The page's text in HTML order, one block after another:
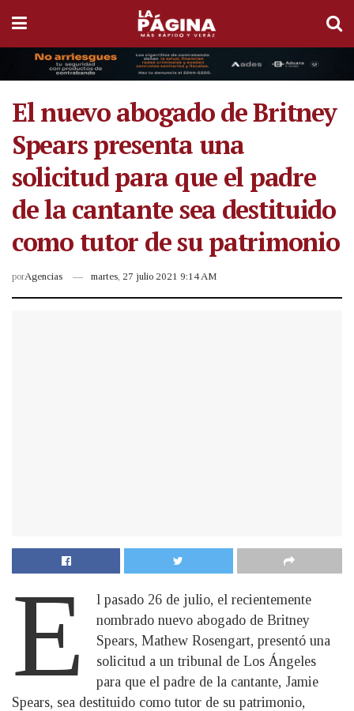
El nuevo abogado de Britney
Spears presenta una
solicitud para que el padre
de la cantante sea destituido
como tutor de su patrimonio
porAgencias martes, 27 julio 2021 9:14 AM
E
l pasado 26 de julio, el recientemente
nombrado nuevo abogado de Britney
Spears, Mathew Rosengart, presentó una
solicitud a un tribunal de Los Ángeles
para que el padre de la cantante, Jamie
Spears, sea destituido como tutor de su patrimonio,